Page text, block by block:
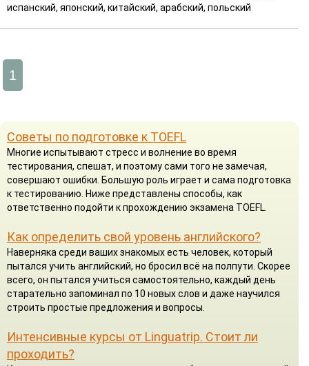
испанский, японский, китайский, арабский, польский
1
Советы по подготовке к TOEFL
Многие испытывают стресс и волнение во время
тестирования, спешат, и поэтому сами того не замечая,
совершают ошибки. Большую роль играет и сама подготовка
к тестированию. Ниже представлены способы, как
ответственно подойти к прохождению экзамена TOEFL.
Как определить свой уровень английского?
Наверняка среди ваших знакомых есть человек, который
пытался учить английский, но бросил всё на полпути. Скорее
всего, он пытался учиться самостоятельно, каждый день
старательно запоминал по 10 новых слов и даже научился
строить простые предложения и вопросы.
Интенсивные курсы от Linguatrip. Стоит ли
проходить?